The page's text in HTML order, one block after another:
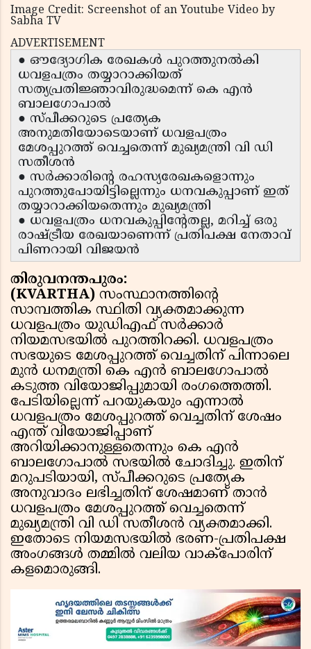
Image Credit: Screenshot of an Youtube Video by
Sabha TV
ADVERTISEMENT
● ഔദ്യോഗിക രേഖകൾ പുറത്തുനൽകി
ധവളപത്രം തയ്യാറാക്കിയത്
സത്യപ്രതിജ്ഞാവിരുദ്ധമെന്ന് കെ എൻ
ബാലഗോപാൽ
● സ്പീക്കറുടെ പ്രത്യേക
അനുമതിയോടെയാണ് ധവളപത്രം
മേശപ്പുറത്ത് വെച്ചതെന്ന് മുഖ്യമന്ത്രി വി ഡി
സതീശൻ
● സർക്കാരിന്റെ രഹസ്യരേഖകളൊന്നും
പുറത്തുപോയിട്ടില്ലെന്നും ധനവകുപ്പാണ് ഇത്
തയ്യാറാക്കിയതെന്നും മുഖ്യമന്ത്രി
● ധവളപത്രം ധനവകുപ്പിന്റേതല്ല, മറിച്ച് ഒരു
രാഷ്ട്രീയ രേഖയാണെന്ന് പ്രതിപക്ഷ നേതാവ്
പിണറായി വിജയൻ
തിരുവനന്തപുരം:
(KVARTHA) സംസ്ഥാനത്തിന്റെ
സാമ്പത്തിക സ്ഥിതി വ്യക്തമാക്കുന്ന
ധവളപത്രം യുഡിഎഫ് സർക്കാർ
നിയമസഭയിൽ പുറത്തിറക്കി. ധവളപത്രം
സഭയുടെ മേശപ്പുറത്ത് വെച്ചതിന് പിന്നാലെ
മുൻ ധനമന്ത്രി കെ എൻ ബാലഗോപാൽ
കടുത്ത വിയോജിപ്പുമായി രംഗത്തെത്തി.
പേടിയില്ലെന്ന് പറയുകയും എന്നാൽ
ധവളപത്രം മേശപ്പുറത്ത് വെച്ചതിന് ശേഷം
എന്ത് വിയോജിപ്പാണ്
അറിയിക്കാനുള്ളതെന്നും കെ എൻ
ബാലഗോപാൽ സഭയിൽ ചോദിച്ചു. ഇതിന്
മറുപടിയായി, സ്പീക്കറുടെ പ്രത്യേക
അനുവാദം ലഭിച്ചതിന് ശേഷമാണ് താൻ
ധവളപത്രം മേശപ്പുറത്ത് വെച്ചതെന്ന്
മുഖ്യമന്ത്രി വി ഡി സതീശൻ വ്യക്തമാക്കി.
ഇതോടെ നിയമസഭയിൽ ഭരണ-പ്രതിപക്ഷ
അംഗങ്ങൾ തമ്മിൽ വലിയ വാക്പോരിന്
കളമൊരുങ്ങി.